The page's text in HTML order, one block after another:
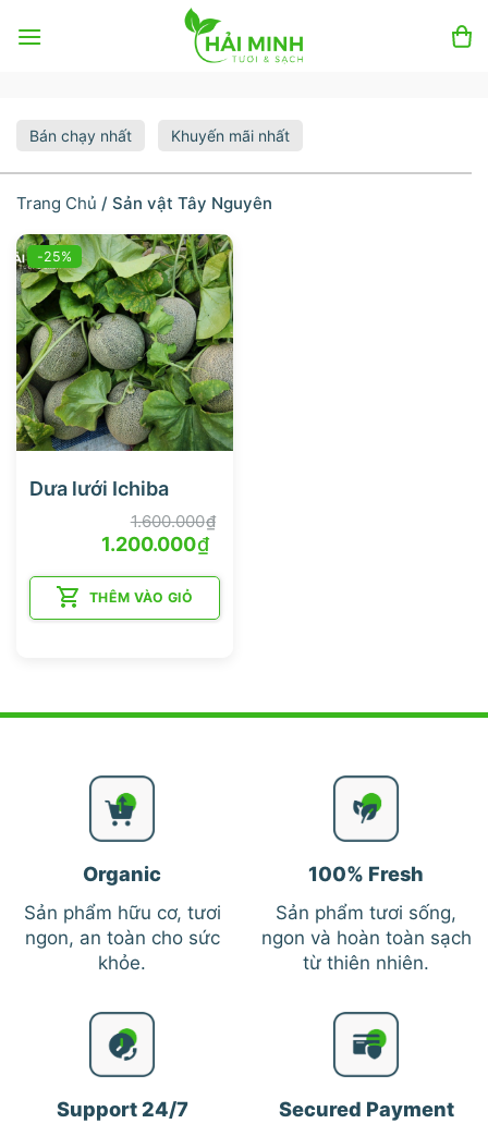
Bán chạy nhất Khuyến mãi nhất
Trang Chủ / Sản vật Tây Nguyên
-25%
Dưa lưới Ichiba
1.600.000₫
là:
1.200.000₫
tại
THÊM VÀO GIỎ
Organic
Sản phẩm hữu cơ, tươi
ngon, an toàn cho sức
khỏe.
100% Fresh
Sản phẩm tươi sống,
ngon và hoàn toàn sạch
từ thiên nhiên.
Support 24/7 Secured Payment